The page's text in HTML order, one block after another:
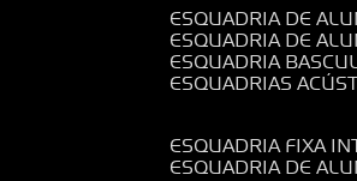
ESQUADRIA DE
ESQUADRIA DE
ESQUADRIA
ESQUADRIAS
ESQUADRIA FIXA
ESQUADRIA DE